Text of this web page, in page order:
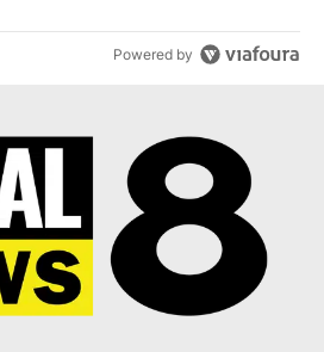
Powered by